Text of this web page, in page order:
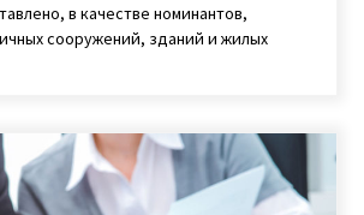
в качестве номинантов,
сооружений, зданий и жилых